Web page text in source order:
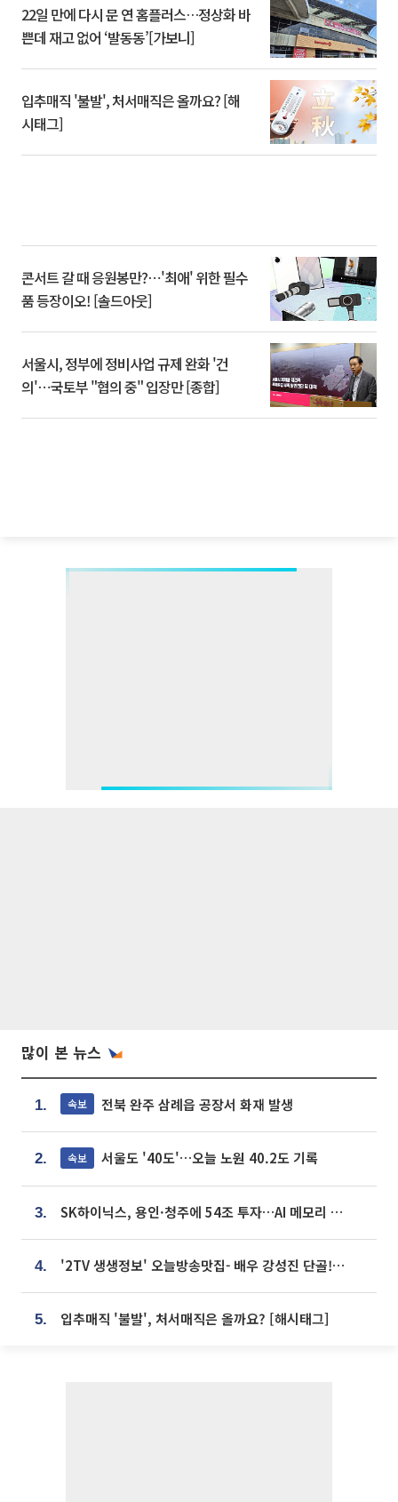
22일 만에 다시 문 연 홈플러스…정상화 바
쁜데 재고 없어 ‘발동동’[가보니]
입추매직 '불발', 처서매직은 올까요? [해
시태그]
콘서트 갈 때 응원봉만?⋯'최애' 위한 필수
품 등장이오! [솔드아웃]
서울시, 정부에 정비사업 규제 완화 '건
의'⋯국토부 "협의 중" 입장만 [종합]
많이 본 뉴스
1. 속보 전북 완주 삼례읍 공장서 화재 발생
2. 속보 서울도 '40도'…오늘 노원 40.2도 기록
3. SK하이닉스, 용인·청주에 54조 투자…AI 메모리 생산기지 키운다
4. '2TV 생생정보' 오늘방송맛집- 배우 강성진 단골! 쌀국수ㆍ푸팟퐁 커리 맛집 '블○○○'
5. 입추매직 '불발', 처서매직은 올까요? [해시태그]